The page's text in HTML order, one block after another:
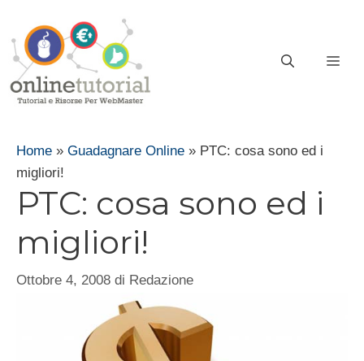
contenuto
Home » Guadagnare Online » PTC: cosa sono ed i
migliori!
PTC: cosa sono ed i
migliori!
Ottobre 4, 2008 di Redazione